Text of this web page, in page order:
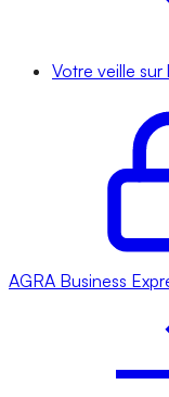
Votre veille
AGRA Business